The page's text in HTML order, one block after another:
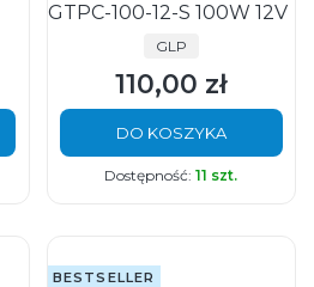
GTPC-100-12-S 100W 12V
PRODUCENT
GLP
Cena
110,00 zł
DO KOSZYKA
Dostępność:11 szt.
BESTSELLER